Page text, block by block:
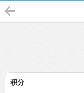
积分